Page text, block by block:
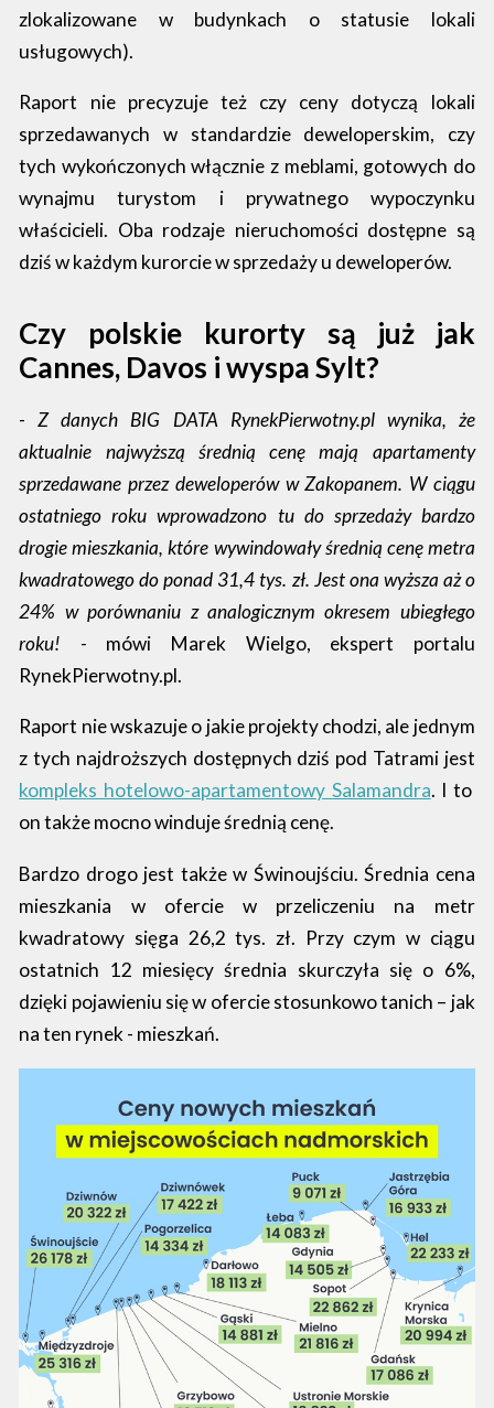
zlokalizowane w budynkach o statusie lokali
usługowych).
Raport nie precyzuje też czy ceny dotyczą lokali
sprzedawanych w standardzie deweloperskim, czy
tych wykończonych włącznie z meblami, gotowych do
wynajmu turystom i prywatnego wypoczynku
właścicieli. Oba rodzaje nieruchomości dostępne są
dziś w każdym kurorcie w sprzedaży u deweloperów.
Czy polskie kurorty są już jak
Cannes, Davos i wyspa Sylt?
- Z danych BIG DATA RynekPierwotny.pl wynika, że
aktualnie najwyższą średnią cenę mają apartamenty
sprzedawane przez deweloperów w Zakopanem. W ciągu
ostatniego roku wprowadzono tu do sprzedaży bardzo
drogie mieszkania, które wywindowały średnią cenę metra
kwadratowego do ponad 31,4 tys. zł. Jest ona wyższa aż o
24% w porównaniu z analogicznym okresem ubiegłego
roku! - mówi Marek Wielgo, ekspert portalu
RynekPierwotny.pl.
Raport nie wskazuje o jakie projekty chodzi, ale jednym
z tych najdroższych dostępnych dziś pod Tatrami jest
kompleks hotelowo-apartamentowy Salamandra. I to
on także mocno winduje średnią cenę.
Bardzo drogo jest także w Świnoujściu. Średnia cena
mieszkania w ofercie w przeliczeniu na metr
kwadratowy sięga 26,2 tys. zł. Przy czym w ciągu
ostatnich 12 miesięcy średnia skurczyła się o 6%,
dzięki pojawieniu się w ofercie stosunkowo tanich – jak
na ten rynek - mieszkań.